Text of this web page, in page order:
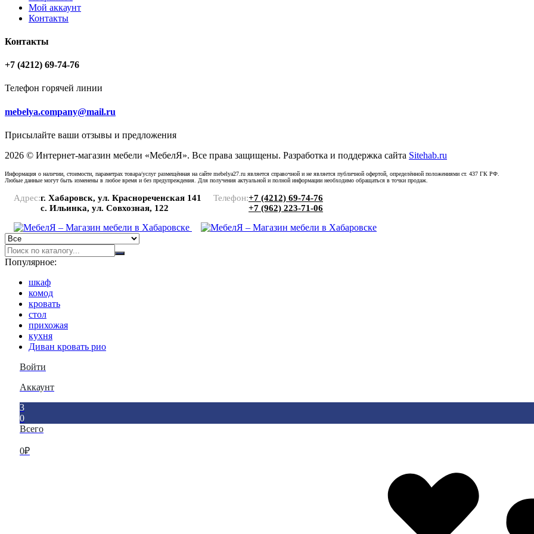
Мой аккаунт
Контакты
Контакты
+7 (4212) 69-74-76
Телефон горячей линии
mebelya.company@mail.ru
Присылайте ваши отзывы и предложения
2026 © Интернет-магазин мебели «МебелЯ». Все права защищены. Разработка и поддержка сайта Sitehab.ru
Информация о наличии, стоимости, параметрах товара/услуг размещённая на сайте mebelya27.ru является справочной и не является публичной офертой, определённой положениями ст. 437 ГК РФ.
Любые данные могут быть изменены в любое время и без предупреждения. Для получения актуальной и полной информации необходимо обращаться в точки продаж.
Адрес:г. Хабаровск, ул. Краснореченская 141
с. Ильинка, ул. Совхозная, 122
Телефон:+7 (4212) 69-74-76
+7 (962) 223-71-06
Популярное:
шкаф
комод
кровать
стол
прихожая
кухня
Диван кровать рио
Войти
Аккаунт
3
0
Всего
0₽